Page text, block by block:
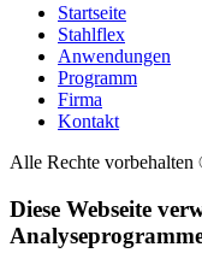
Startseite
Stahlflex
Anwendungen
Programm
Firma
Kontakt
Alle Rechte vorbehalten
Diese Webseite